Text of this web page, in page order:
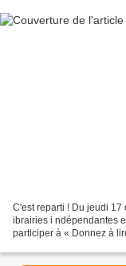
C'est reparti ! Du jeudi 17
ibrairies i ndépendantes
participer à « Donnez à